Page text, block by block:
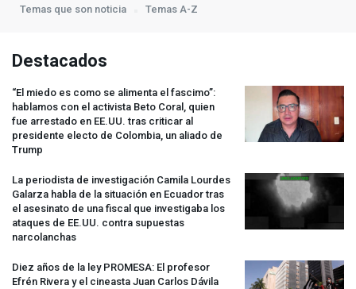
Temas que son noticia Temas A-Z
Destacados
“El miedo es como se alimenta el fascimo”:
hablamos con el activista Beto Coral, quien
fue arrestado en EE.UU. tras criticar al
presidente electo de Colombia, un aliado de
Trump
La periodista de investigación Camila Lourdes
Galarza habla de la situación en Ecuador tras
el asesinato de una fiscal que investigaba los
ataques de EE.UU. contra supuestas
narcolanchas
Diez años de la ley PROMESA: El profesor
Efrén Rivera y el cineasta Juan Carlos Dávila